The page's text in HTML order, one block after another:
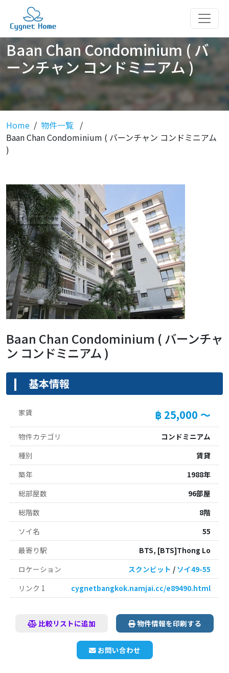
Baan Chan Condominium ( バ
ーンチャン コンドミニアム )
Home
物件一覧
Baan Chan Condominium ( バーンチャン コンドミニアム
)
Baan Chan Condominium ( バーンチャ
ン コンドミニアム )
基本情報
家賃 ฿ 25,000 ～
物件カテゴリ
コンドミニアム
種別
賃貸
築年
1988年
総部屋数
96部屋
総階数
8階
ソイ名
55
最寄り駅
BTS, [BTS]Thong Lo
ロケーション
スクンビット / ソイ49-55
リンク 1
cygnetbangkok.namjai.cc/e89490.html
比較リストに追加 物件情報を印刷する
お問い合わせ